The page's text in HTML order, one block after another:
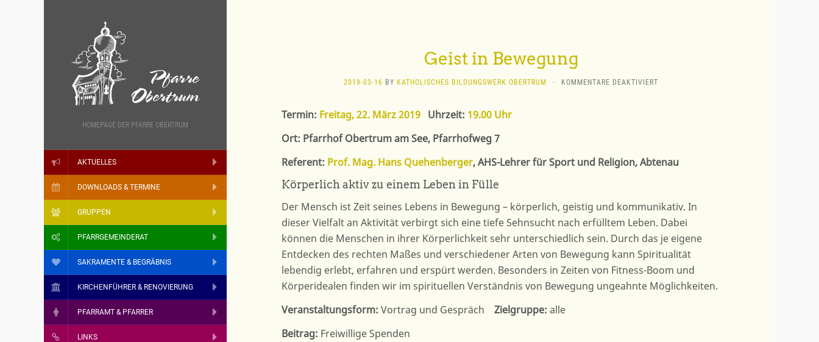
HOMEPAGE DER PFARRE OBERTRUM
AKTUELLES
DOWNLOADS & TERMINE
GRUPPEN
PFARRGEMEINDERAT
SAKRAMENTE & BEGRÄBNIS
KIRCHENFÜHRER & RENOVIERUNG
PFARRAMT & PFARRER
LINKS
Geist in Bewegung
2019-03-16 BY KATHOLISCHES BILDUNGSWERK OBERTRUM · KOMMENTARE DEAKTIVIERT
Termin: Freitag, 22. März 2019 Uhrzeit: 19.00 Uhr
Ort: Pfarrhof Obertrum am See, Pfarrhofweg 7
Referent: Prof. Mag. Hans Quehenberger, AHS-Lehrer für Sport und Religion, Abtenau
Körperlich aktiv zu einem Leben in Fülle
Der Mensch ist Zeit seines Lebens in Bewegung – körperlich, geistig und kommunikativ. In
dieser Vielfalt an Aktivität verbirgt sich eine tiefe Sehnsucht nach erfülltem Leben. Dabei
können die Menschen in ihrer Körperlichkeit sehr unterschiedlich sein. Durch das je eigene
Entdecken des rechten Maßes und verschiedener Arten von Bewegung kann Spiritualität
lebendig erlebt, erfahren und erspürt werden. Besonders in Zeiten von Fitness-Boom und
Körperidealen finden wir im spirituellen Verständnis von Bewegung ungeahnte Möglichkeiten.
Veranstaltungsform: Vortrag und Gespräch Zielgruppe: alle
Beitrag: Freiwillige Spenden